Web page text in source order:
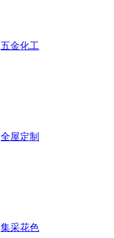
五金化工
全屋定制
集采花色